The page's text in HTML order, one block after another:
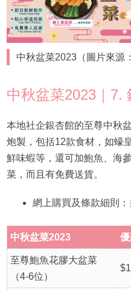
中秋盆菜2023（圖片來源
中秋盆菜2023｜7.
本地社企銀杏館的至尊中秋
炮製，包括12款食材，如蠔
鮮味蝦等，還可加鮑魚、海
菜，而且有免費送貨。
網上購買及條款細則：
中秋盆菜2023
至尊鮑魚花膠大盆菜
（4-6位）